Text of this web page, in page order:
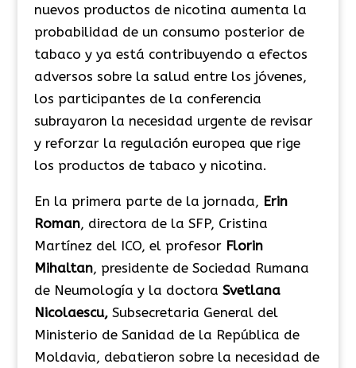
nuevos productos de nicotina aumenta la
probabilidad de un consumo posterior de
tabaco y ya está contribuyendo a efectos
adversos sobre la salud entre los jóvenes,
los participantes de la conferencia
subrayaron la necesidad urgente de revisar
y reforzar la regulación europea que rige
los productos de tabaco y nicotina.
En la primera parte de la jornada, Erin
Roman, directora de la SFP, Cristina
Martínez del ICO, el profesor Florin
Mihaltan, presidente de Sociedad Rumana
de Neumología y la doctora Svetlana
Nicolaescu,Subsecretaria General del
Ministerio de Sanidad de la República de
Moldavia, debatieron sobre la necesidad de